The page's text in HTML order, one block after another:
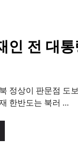
전 대
정상이 판문점 도
한반도는 북러 …